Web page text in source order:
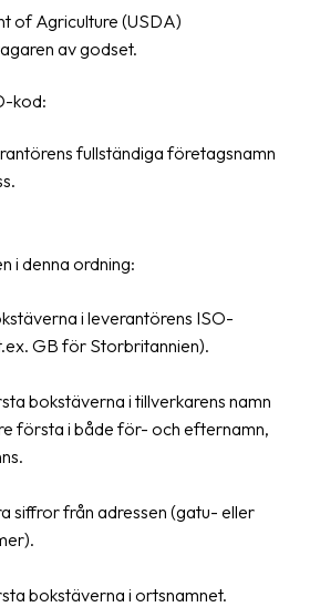
of Agriculture (USDA)
av godset.
kod:
fullständiga företagsnamn
i denna ordning:
i leverantörens ISO-
GB för Storbritannien).
bokstäverna i tillverkarens namn
första i både för- och efternamn,
siffror från adressen (gatu- eller
bokstäverna i ortsnamnet.